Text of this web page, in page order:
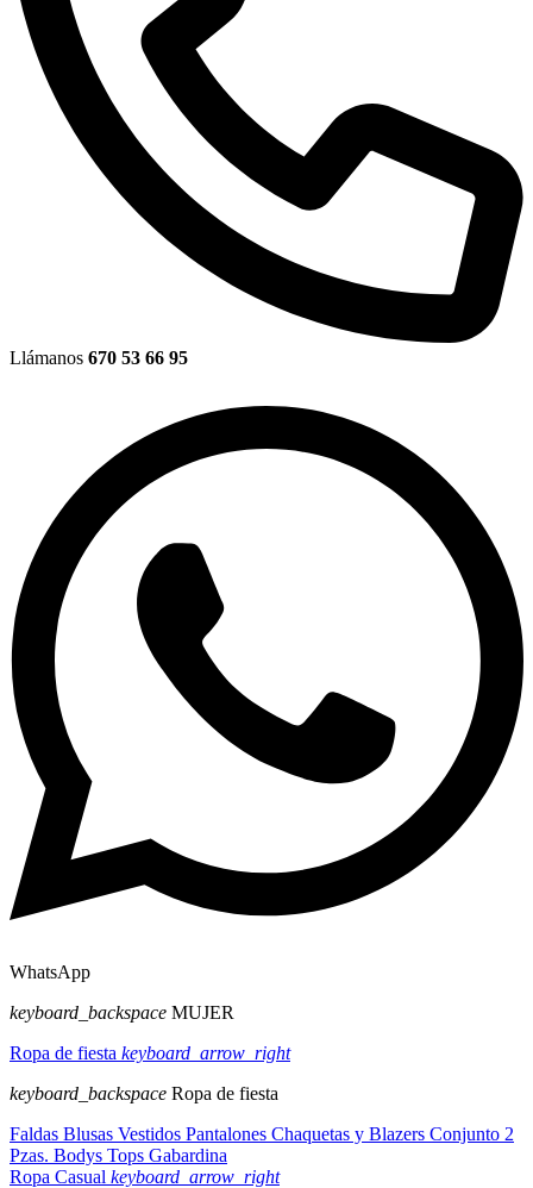
Llámanos 670 53 66 95
WhatsApp
keyboard_backspace MUJER
Ropa de fiesta keyboard_arrow_right
keyboard_backspace Ropa de fiesta
Faldas Blusas Vestidos Pantalones Chaquetas y Blazers Conjunto 2
Pzas. Bodys Tops Gabardina
Ropa Casual keyboard_arrow_right